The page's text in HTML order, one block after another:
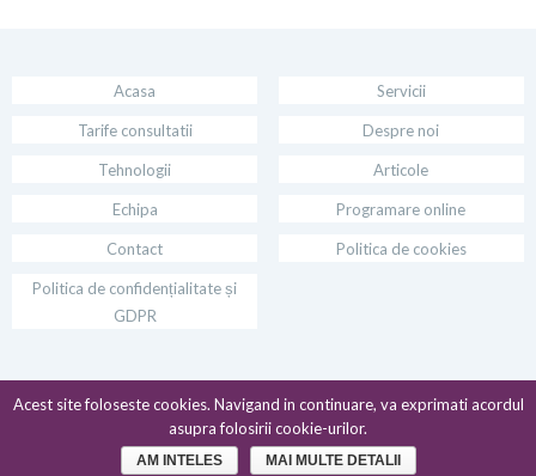
Acasa Servicii
Tarife consultatii Despre noi
Tehnologii Articole
Echipa Programare online
Contact Politica de cookies
Politica de confidențialitate și
GDPR
Acest site foloseste cookies. Navigand in continuare, va exprimati acordul
asupra folosirii cookie-urilor.
AM INTELES MAI MULTE DETALII